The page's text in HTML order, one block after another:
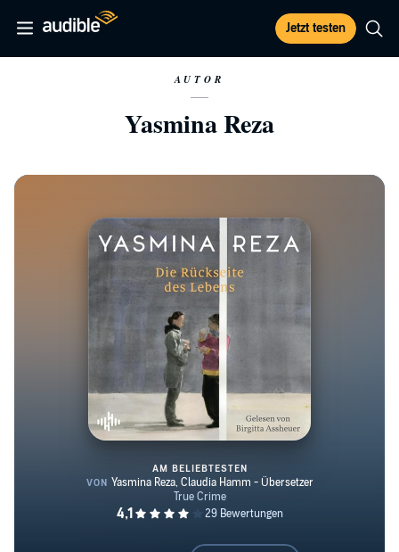
Jetzt testen
AUTOR
Yasmina Reza
Die Rückseite des Lebens
AM BELIEBTESTEN